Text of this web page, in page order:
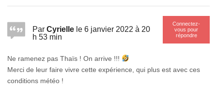
Par Cyrielle le 6 janvier 2022 à 20
h 53 min
Connectez-
vous pour
répondre
Ne ramenez pas Thaïs ! On arrive !!!
Merci de leur faire vivre cette expérience, qui plus est avec ces
conditions météo !